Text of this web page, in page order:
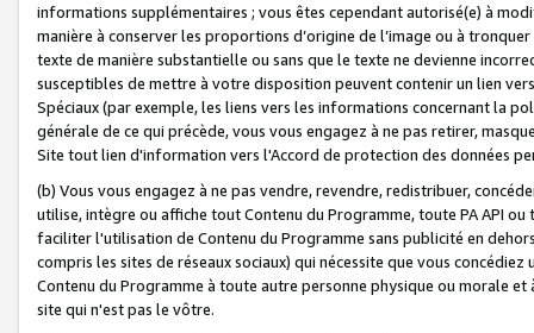
informations supplémentaires ; vous êtes cependant autorisé(e) à
manière à conserver les proportions d’origine de l’image ou à
texte de manière substantielle ou sans que le texte ne devienne
susceptibles de mettre à votre disposition peuvent contenir un lien
Spéciaux (par exemple, les liens vers les informations concernant la
générale de ce qui précède, vous vous engagez à ne pas retirer,
Site tout lien d'information vers l'Accord de protection des données
(b) Vous vous engagez à ne pas vendre, revendre, redistribuer,
utilise, intègre ou affiche tout Contenu du Programme, toute PA API
faciliter l'utilisation de Contenu du Programme sans publicité en
compris les sites de réseaux sociaux) qui nécessite que vous
Contenu du Programme à toute autre personne physique ou morale
site qui n'est pas le vôtre.